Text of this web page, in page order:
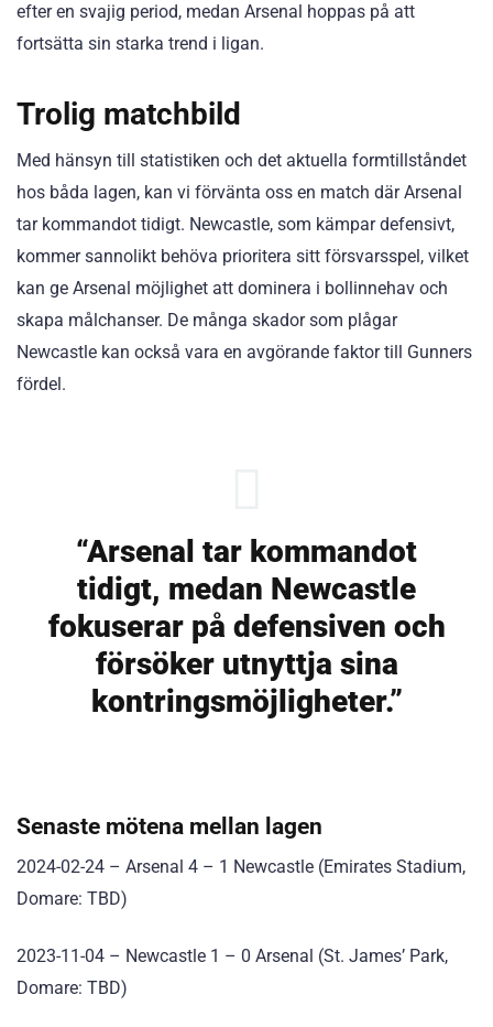
efter en svajig period, medan Arsenal hoppas på att
fortsätta sin starka trend i ligan.
Trolig matchbild
Med hänsyn till statistiken och det aktuella formtillståndet
hos båda lagen, kan vi förvänta oss en match där Arsenal
tar kommandot tidigt. Newcastle, som kämpar defensivt,
kommer sannolikt behöva prioritera sitt försvarsspel, vilket
kan ge Arsenal möjlighet att dominera i bollinnehav och
skapa målchanser. De många skador som plågar
Newcastle kan också vara en avgörande faktor till Gunners
fördel.
“Arsenal tar kommandot
tidigt, medan Newcastle
fokuserar på defensiven och
försöker utnyttja sina
kontringsmöjligheter.”
Senaste mötena mellan lagen
2024-02-24 – Arsenal 4 – 1 Newcastle (Emirates Stadium,
Domare: TBD)
2023-11-04 – Newcastle 1 – 0 Arsenal (St. James’ Park,
Domare: TBD)